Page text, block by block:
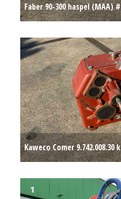
Faber 90-300 haspel (MAA)
Kaweco Comer